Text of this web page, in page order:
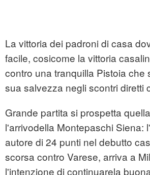
La vittoria dei padroni di casa
facile, cosicome la vittoria
contro una tranquilla Pistoia che
sua salvezza negli scontri diretti
Grande partita si prospetta
l'arrivodella Montepaschi Siena:
autore di 24 punti nel debutto
scorsa contro Varese, arriva a
l'intenzione di continuarela